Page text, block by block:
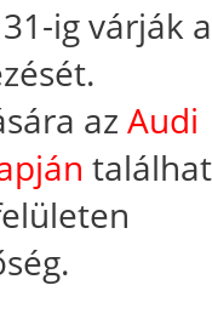
ig várják
az Audi